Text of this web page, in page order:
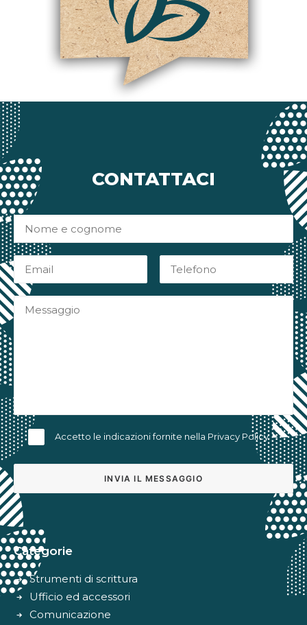
CONTATTACI
Accetto le indicazioni fornite nella Privacy Policy
Categorie
Strumenti di scrittura
Ufficio ed accessori
Comunicazione